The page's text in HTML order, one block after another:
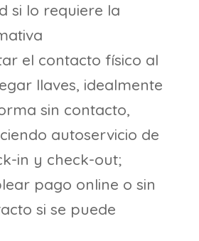
si lo requiere la
el contacto físico al
llaves, idealmente
sin contacto,
autoservicio de
in y check-out;
pago online o sin
si se puede